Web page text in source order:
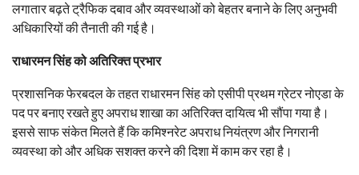
लगातार बढ़ते ट्रैफिक दबाव और व्यवस्थाओं को बेहतर बनाने के लिए अनुभवी
अधिकारियों की तैनाती की गई है।
राधारमन सिंह को अतिरिक्त प्रभार
प्रशासनिक फेरबदल के तहत राधारमन सिंह को एसीपी प्रथम ग्रेटर नोएडा के
पद पर बनाए रखते हुए अपराध शाखा का अतिरिक्त दायित्व भी सौंपा गया है।
इससे साफ संकेत मिलते हैं कि कमिश्नरेट अपराध नियंत्रण और निगरानी
व्यवस्था को और अधिक सशक्त करने की दिशा में काम कर रहा है।